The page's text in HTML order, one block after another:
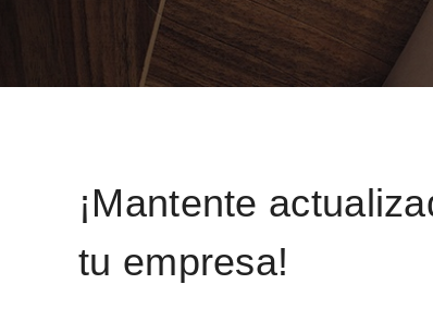
¡Mantente
tu empresa!